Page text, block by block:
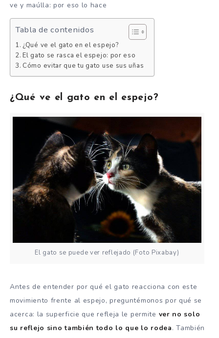
ve y maúlla: por eso lo hace
Tabla de contenidos
¿Qué ve el gato en el espejo?
El gato se rasca el espejo: por eso
Cómo evitar que tu gato use sus uñas
¿Qué ve el gato en el espejo?
El gato se puede ver reflejado (Foto Pixabay)
Antes de entender por qué el gato reacciona con este
movimiento frente al espejo, preguntémonos por qué se
acerca: la superficie que refleja le permite ver no solo
su reflejo sino también todo lo que lo rodea. También